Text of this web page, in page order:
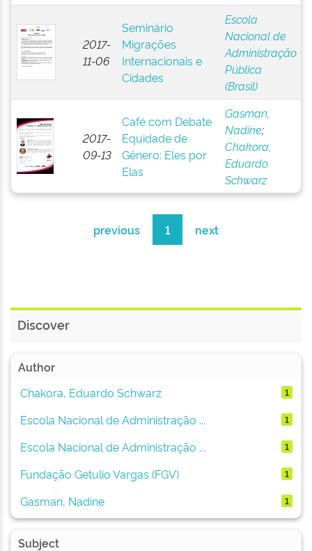
2017-
11-06
Seminário
Migrações
Internacionais e
Cidades
Escola
Nacional de
Administração
Pública
(Brasil)
2017-
09-13
Café com Debate
Equidade de
Gênero: Eles por
Elas
Gasman,
Nadine;
Chakora,
Eduardo
Schwarz
previous 1 next
Discover
Author
Chakora, Eduardo Schwarz
1
Escola Nacional de Administração ... 1
Escola Nacional de Administração ... 1
Fundação Getulio Vargas (FGV) 1
Gasman, Nadine 1
Subject